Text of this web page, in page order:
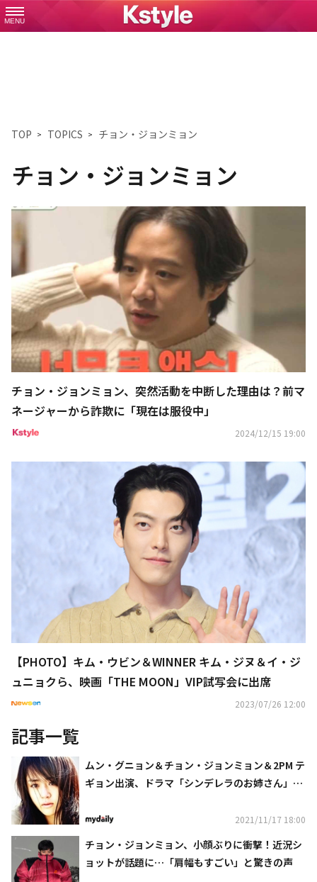
MENU
TOP TOPICS チョン・ジョンミョン
チョン・ジョンミョン
チョン・ジョンミョン、突然活動を中断した理由は？前マ
ネージャーから詐欺に「現在は服役中」
2024/12/15 19:00
【PHOTO】キム・ウビン＆WINNER キム・ジヌ＆イ・ジ
ュニョクら、映画「THE MOON」VIP試写会に出席
2023/07/26 12:00
記事一覧
ムン・グニョン＆チョン・ジョンミョン＆2PM テ
ギョン出演、ドラマ「シンデレラのお姉さん」リ
2021/11/17 18:00
チョン・ジョンミョン、小顔ぶりに衝撃！近況シ
ョットが話題に…「肩幅もすごい」と驚きの声